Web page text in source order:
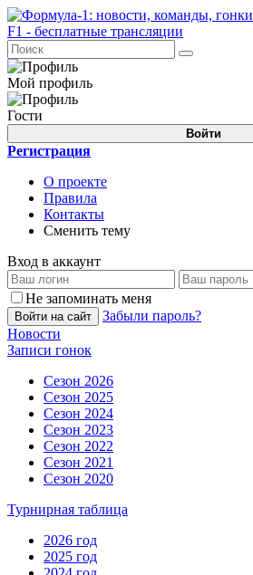
Мой профиль
Гости
Войти
Регистрация
О проекте
Правила
Контакты
Сменить тему
Вход в аккаунт
Не запоминать меня
Войти на сайт
Забыли пароль?
Новости
Записи гонок
Сезон 2026
Сезон 2025
Сезон 2024
Сезон 2023
Сезон 2022
Сезон 2021
Сезон 2020
Турнирная таблица
2026 год
2025 год